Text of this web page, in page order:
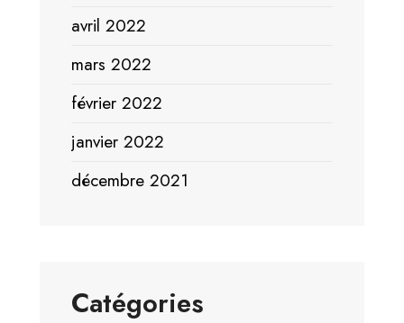
avril 2022
mars 2022
février 2022
janvier 2022
décembre 2021
Catégories